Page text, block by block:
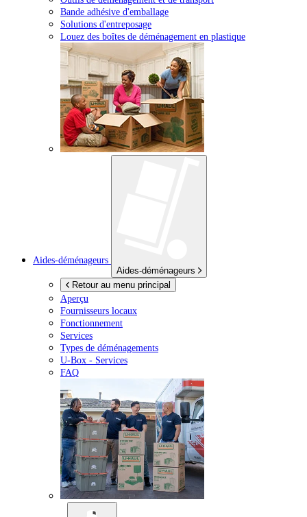
Bande adhésive d'emballage
Solutions d'entreposage
Louez des boîtes de déménagement en plastique
Aides-déménageurs
Aides-déménageurs
Retour au menu principal
Aperçu
Fournisseurs locaux
Fonctionnement
Services
Types de déménagements
U-Box - Services
FAQ